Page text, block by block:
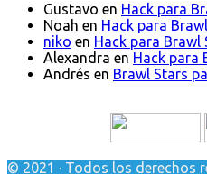
Gustavo en Hack para
Noah en Hack para
niko en Hack para Brawl
Alexandra en Hack para
Andrés en Brawl Stars
© 2021 · Todos los derechos